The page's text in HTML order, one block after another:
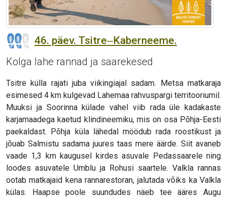
46. päev. Tsitre‒Kaberneeme.
Kolga lahe rannad ja saarekesed
Tsitre külla rajati juba viikingiajal sadam. Metsa matkaraja
esimesed 4 km kulgevad Lahemaa rahvuspargi territooriumil.
Muuksi ja Soorinna külade vahel viib rada üle kadakaste
karjamaadega kaetud klindineemiku, mis on osa Põhja-Eesti
paekaldast. Põhja küla lähedal möödub rada roostikust ja
jõuab Salmistu sadama juures taas mere äärde. Siit avaneb
vaade 1,3 km kaugusel kirdes asuvale Pedassaarele ning
loodes asuvatele Umblu ja Rohusi saartele. Valkla rannas
ootab matkajaid kena rannarestoran, jalutada võiks ka Valkla
külas. Haapse poole suundudes näeb tee ääres Augu